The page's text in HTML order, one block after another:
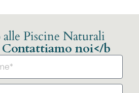
alle Piscine Naturali
noi</b